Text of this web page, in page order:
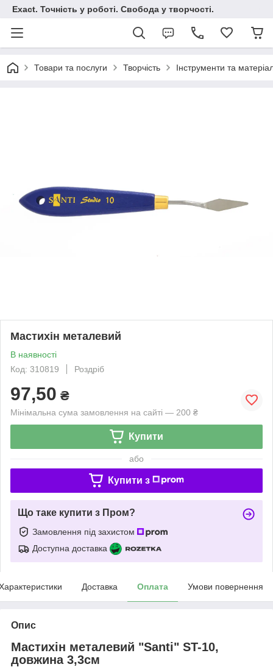
Exact. Точність у роботі. Свобода у творчості.
Товари та послуги Творчість Інструменти та
Мастихін металевий
В наявності
Код: 310819
Роздріб
97,50 ₴
Мінімальна сума замовлення на сайті — 200 ₴
Купити
або
Купити з
Що таке купити з Пром?
Замовлення під захистом
Доступна доставка
Доставка Оплата Умови повернення
Опис
Мастихін металевий "Santi" ST-10,
довжина 3,3см